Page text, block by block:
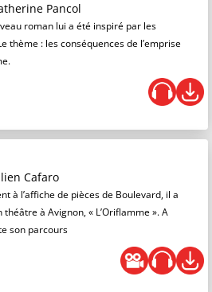
Pancol
roman lui a été inspiré par les
thème : les conséquences de l’emprise
Cafaro
à l’affiche de pièces de Boulevard, il a
à Avignon, « L’Oriflamme ». A
son parcours